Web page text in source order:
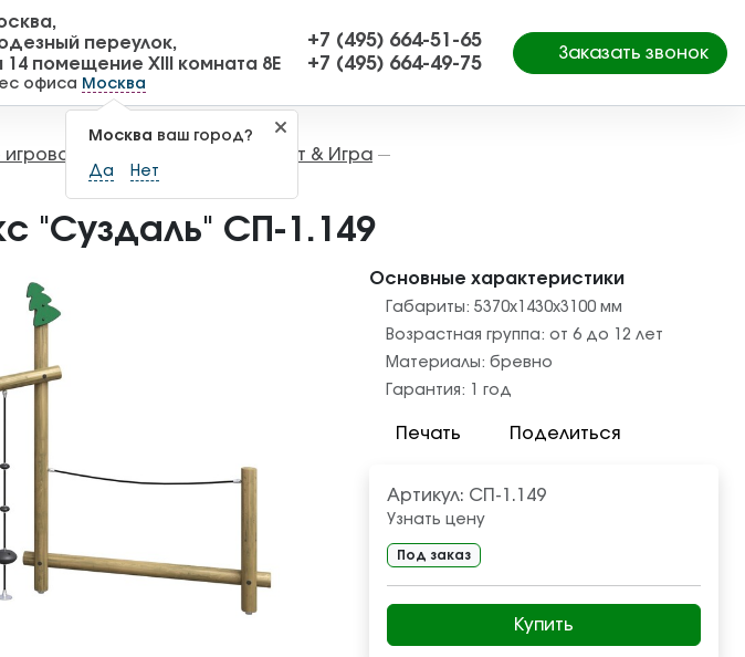
переулок,
14 помещение XIII комната 8Е
офиса Москва
Москва ваш город?
Да Нет
+7 (495) 664-51-65
+7 (495) 664-49-75
Заказать звонок
оборудование Спорт & Игра —
"Суздаль" СП-1.149
Основные характеристики
Габариты: 5370x1430x3100 мм
Возрастная группа: от 6 до 12 лет
Материалы: бревно
Гарантия:
1 год
Печать Поделиться
Артикул: СП-1.149
Узнать цену
Под заказ
Купить